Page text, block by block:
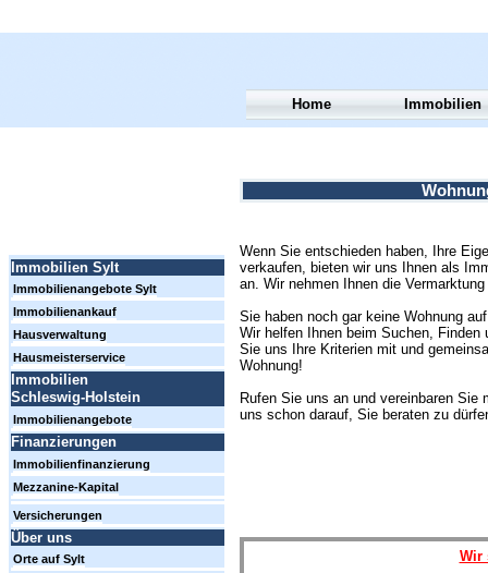
Wenn Sie entschieden haben, Ihre
verkaufen, bieten wir uns Ihnen als
an. Wir nehmen Ihnen die
Sie haben noch gar keine Wohnung
Wir helfen Ihnen beim Suchen, Finden
Sie uns Ihre Kriterien mit und
Wohnung!
Rufen Sie uns an und vereinbaren Sie
uns schon darauf, Sie beraten zu
Wir
Home Immobilien
Immobilien Sylt
Immobilienangebote Sylt
Immobilienankauf
Hausverwaltung
Hausmeisterservice
Immobilien
Schleswig-Holstein
Immobilienangebote
Finanzierungen
Immobilienfinanzierung
Mezzanine-Kapital
Versicherungen
Über uns
Orte auf Sylt